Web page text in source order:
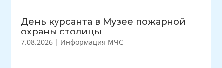
День курсанта в Музее пожарной
охраны столицы
7.08.2026 | Информация МЧС